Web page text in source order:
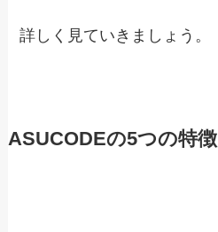
詳しく見ていきましょう。
ASUCODEの5つの特徴